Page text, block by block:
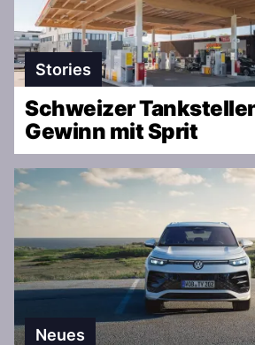
Stories
Schweizer
Gewinn mit Sprit
Neues